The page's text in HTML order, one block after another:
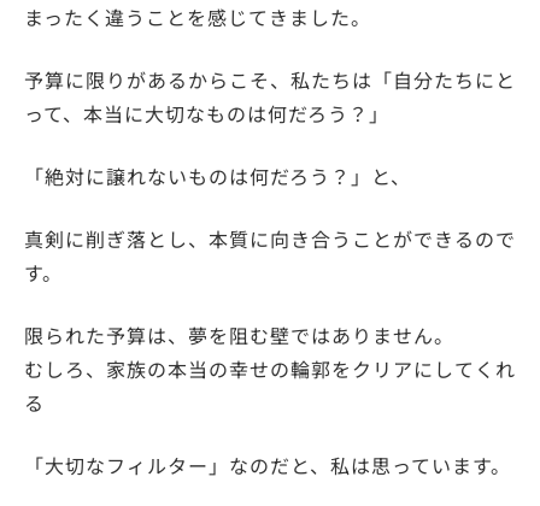
まったく違うことを感じてきました。
予算に限りがあるからこそ、私たちは「自分たちにと
って、本当に大切なものは何だろう？」
「絶対に譲れないものは何だろう？」と、
真剣に削ぎ落とし、本質に向き合うことができるので
す。
限られた予算は、夢を阻む壁ではありません。
むしろ、家族の本当の幸せの輪郭をクリアにしてくれ
る
「大切なフィルター」なのだと、私は思っています。